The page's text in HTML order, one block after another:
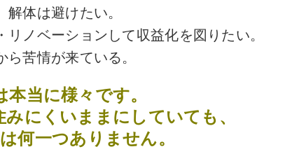
体は避けたい。
ノベーションして収益化を図りたい。
苦情が来ている。
本当に様々です。
にくいままにしていても、
何一つありません。